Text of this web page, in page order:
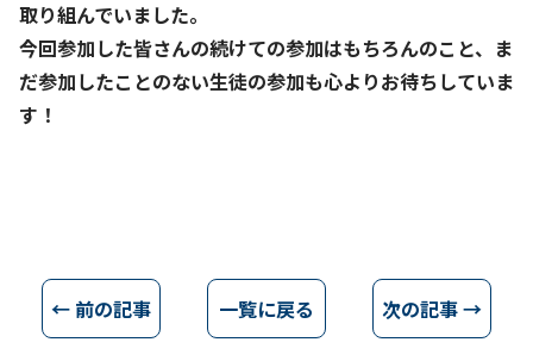
取り組んでいました。
今回参加した皆さんの続けての参加はもちろんのこと、ま
だ参加したことのない生徒の参加も心よりお待ちしていま
す！
← 前の記事 一覧に戻る 次の記事 →